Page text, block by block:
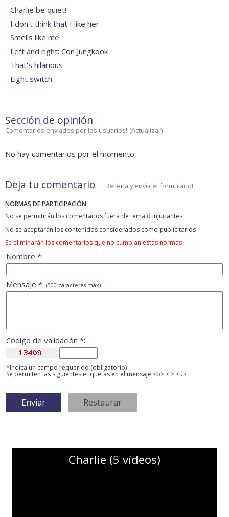
Charlie be quiet!
I don't think that I like her
Smells like me
Left and right: Con Jungkook
That's hilarious
Light switch
Sección de opinión
Comentarios enviados por los usuarios! (Actualizar)
No hay comentarios por el momento
Deja tu comentario Rellena y envía el formulario!
NORMAS DE PARTICIPACIÓN
No se permitirán los comentarios fuera de tema ó injuriantes
No se aceptarán los contenidos considerados como publicitarios
Se eliminarán los comentarios que no cumplan estas normas
Nombre *:
Mensaje *: (500 caracteres máx)
Código de validación *:
*Indica un campo requerido (obligatorio)
Se permiten las siguientes etiquetas en el mensaje <b> <i> <u>
Charlie (5 vídeos)